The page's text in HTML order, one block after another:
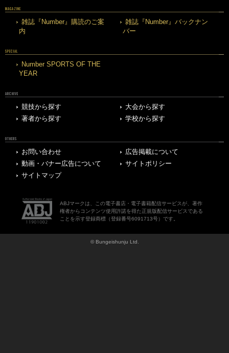
MAGAZINE
雑誌『Number』購読のご案
内
雑誌『Number』バックナン
バー
SPECIAL
Number SPORTS OF THE
YEAR
ARCHIVE
競技から探す
大会から探す
著者から探す
学校から探す
OTHERS
お問い合わせ
広告掲載について
動画・バナー広告について
サイトポリシー
サイトマップ
ABJマークは、この電子書店・電子書籍配信サービスが、著作
権者からコンテンツ使用許諾を得た正規版配信サービスである
ことを示す登録商標（登録番号6091713号）です。
© Bungeishunju Ltd.